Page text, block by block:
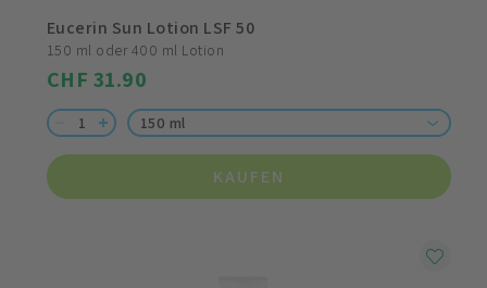
Eucerin Sun Lotion LSF 50
150 ml oder 400 ml Lotion
CHF 31.90
150 ml
KAUFEN